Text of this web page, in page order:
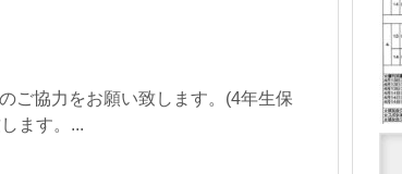
ご協力をお願い致します。(4年生保
ます。...